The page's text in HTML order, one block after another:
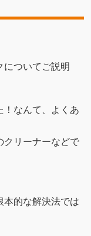
についてご説明
！なんて、よくあ
クリーナーなどで
本的な解決法では